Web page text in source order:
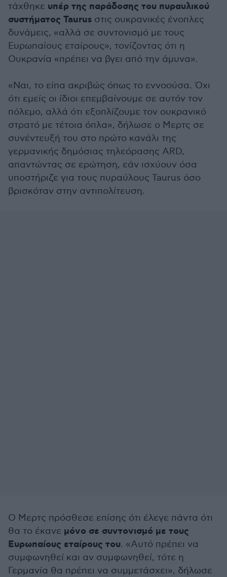
τάχθηκε υπέρ της παράδοσης του πυραυλικού
συστήματος Taurus στις ουκρανικές ένοπλες
δυνάμεις, «αλλά σε συντονισμό με τους
Ευρωπαίους εταίρους», τονίζοντας ότι η
Ουκρανία «πρέπει να βγει από την άμυνα».
«Ναι, το είπα ακριβώς όπως το εννοούσα. Όχι
ότι εμείς οι ίδιοι επεμβαίνουμε σε αυτόν τον
πόλεμο, αλλά ότι εξοπλίζουμε τον ουκρανικό
στρατό με τέτοια όπλα», δήλωσε ο Μερτς σε
συνέντευξή του στο πρώτο κανάλι της
γερμανικής δημόσιας τηλεόρασης ARD,
απαντώντας σε ερώτηση, εάν ισχύουν όσα
υποστήριζε για τους πυραύλους Taurus όσο
βρισκόταν στην αντιπολίτευση.
Ο Μερτς πρόσθεσε επίσης ότι έλεγε πάντα ότι
θα το έκανε μόνο σε συντονισμό με τους
Ευρωπαίους εταίρους του. «Αυτό πρέπει να
συμφωνηθεί και αν συμφωνηθεί, τότε η
Γερμανία θα πρέπει να συμμετάσχει», δήλωσε